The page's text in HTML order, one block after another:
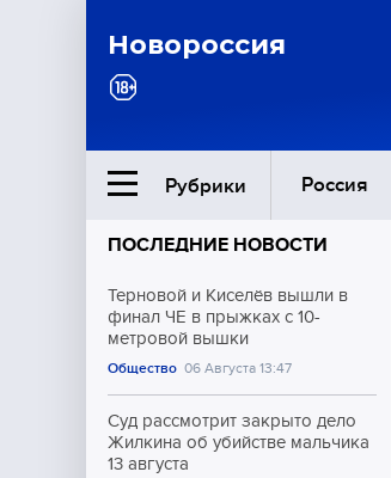
Новороссия
Рубрики Россия
Ближний Восток
Общество
Культура
ПОСЛЕДНИЕ НОВОСТИ
Терновой и Киселёв вышли в
финал ЧЕ в прыжках с 10-
метровой вышки
Общество 06 Августа 13:47
Суд рассмотрит закрыто дело
Жилкина об убийстве мальчика
13 августа